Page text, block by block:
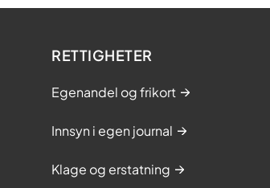
RETTIGHETER
Egenandel og frikort
Innsyn i egen journal
Klage og erstatning